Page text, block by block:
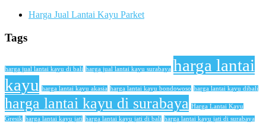
Harga Jual Lantai Kayu Parket
Tags
harga jual lantai kayu di bali harga jual lantai kayu surabaya harga lantai
kayu harga lantai kayu akasia harga lantai kayu bondowoso harga lantai kayu dibali
harga lantai kayu di surabaya Harga Lantai Kayu
Gresik harga lantai kayu jati harga lantai kayu jati di bali harga lantai kayu jati di surabaya